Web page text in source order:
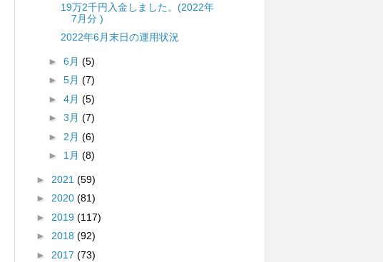
19万2千円入金しました。(2022年
7月分 )
2022年6月末日の運用状況
► 6月 (5)
► 5月 (7)
► 4月 (5)
► 3月 (7)
► 2月 (6)
► 1月 (8)
► 2021 (59)
► 2020 (81)
► 2019 (117)
► 2018 (92)
► 2017 (73)